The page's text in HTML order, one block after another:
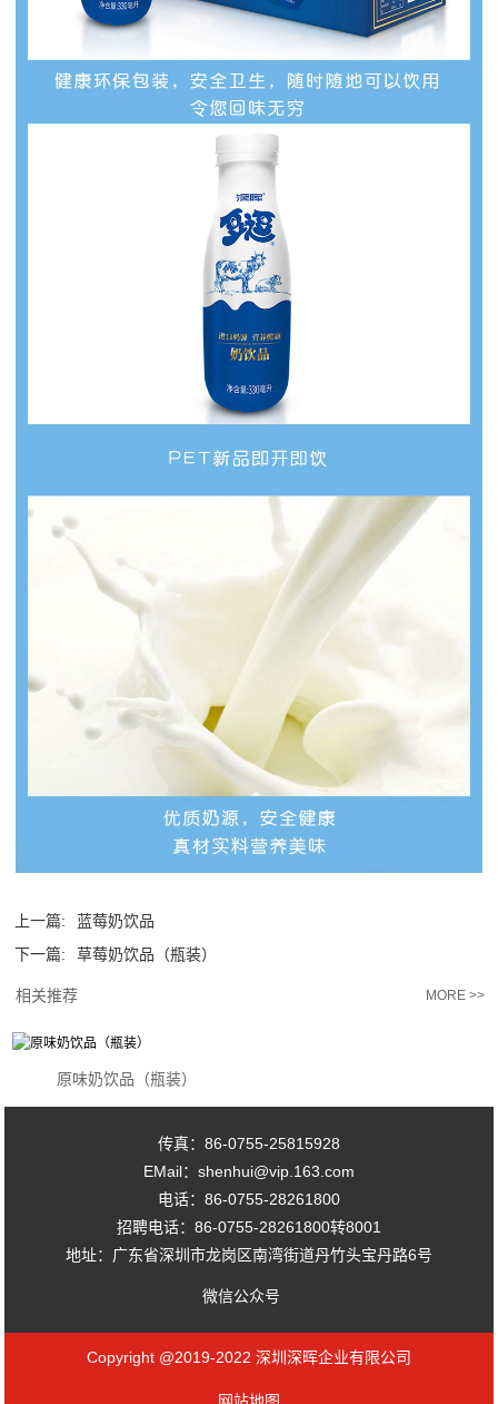
上一篇:
蓝莓奶饮品
下一篇:
草莓奶饮品（瓶装）
相关推荐 MORE >>
原味奶饮品（瓶装）
传真：86-0755-25815928
EMail：shenhui@vip.163.com
电话：86-0755-28261800
招聘电话：86-0755-28261800转8001
地址：广东省深圳市龙岗区南湾街道丹竹头宝丹路6号
微信公众号
Copyright @2019-2022 深圳深晖企业有限公司